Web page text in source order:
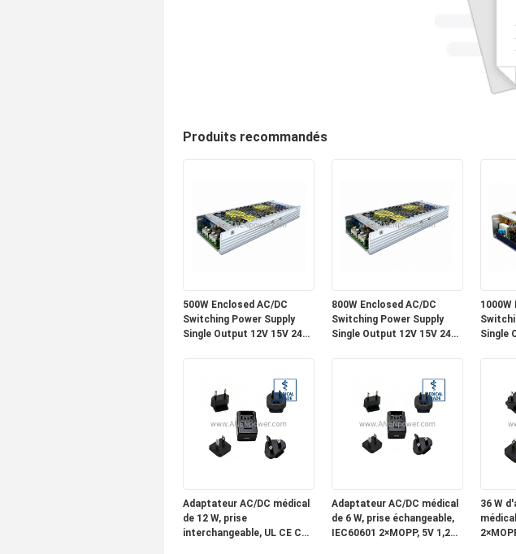
Produits recommandés
500W Enclosed AC/DC
Switching Power Supply
Single Output 12V 15V 24V
800W Enclosed AC/DC
Switching Power Supply
Single Output 12V 15V 24V
1000W
Single
Adaptateur AC/DC médical
de 12 W, prise
interchangeable, UL CE CB
Adaptateur AC/DC médical
de 6 W, prise échangeable,
IEC60601 2×MOPP, 5V 1,2A /
36 W